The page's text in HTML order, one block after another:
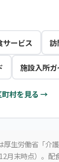
サービス 訪
施設入所ガ
町村を見る →
厚生労働省「介
月末時点）。配